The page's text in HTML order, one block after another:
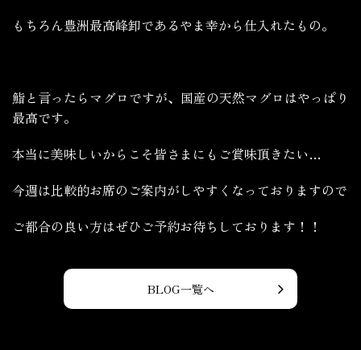
もちろん豊洲最高峰卸であるやま幸から仕入れたもの。
鮨と言ったらマグロですが、国産の天然マグロはやっぱり
最高です。
本当に美味しいからこそ皆さまにもご賞味頂きたい…
今週は比較的お席のご案内がしやすくなっておりますので
ご都合の良い方はぜひご予約お待ちしております！！
BLOG一覧へ